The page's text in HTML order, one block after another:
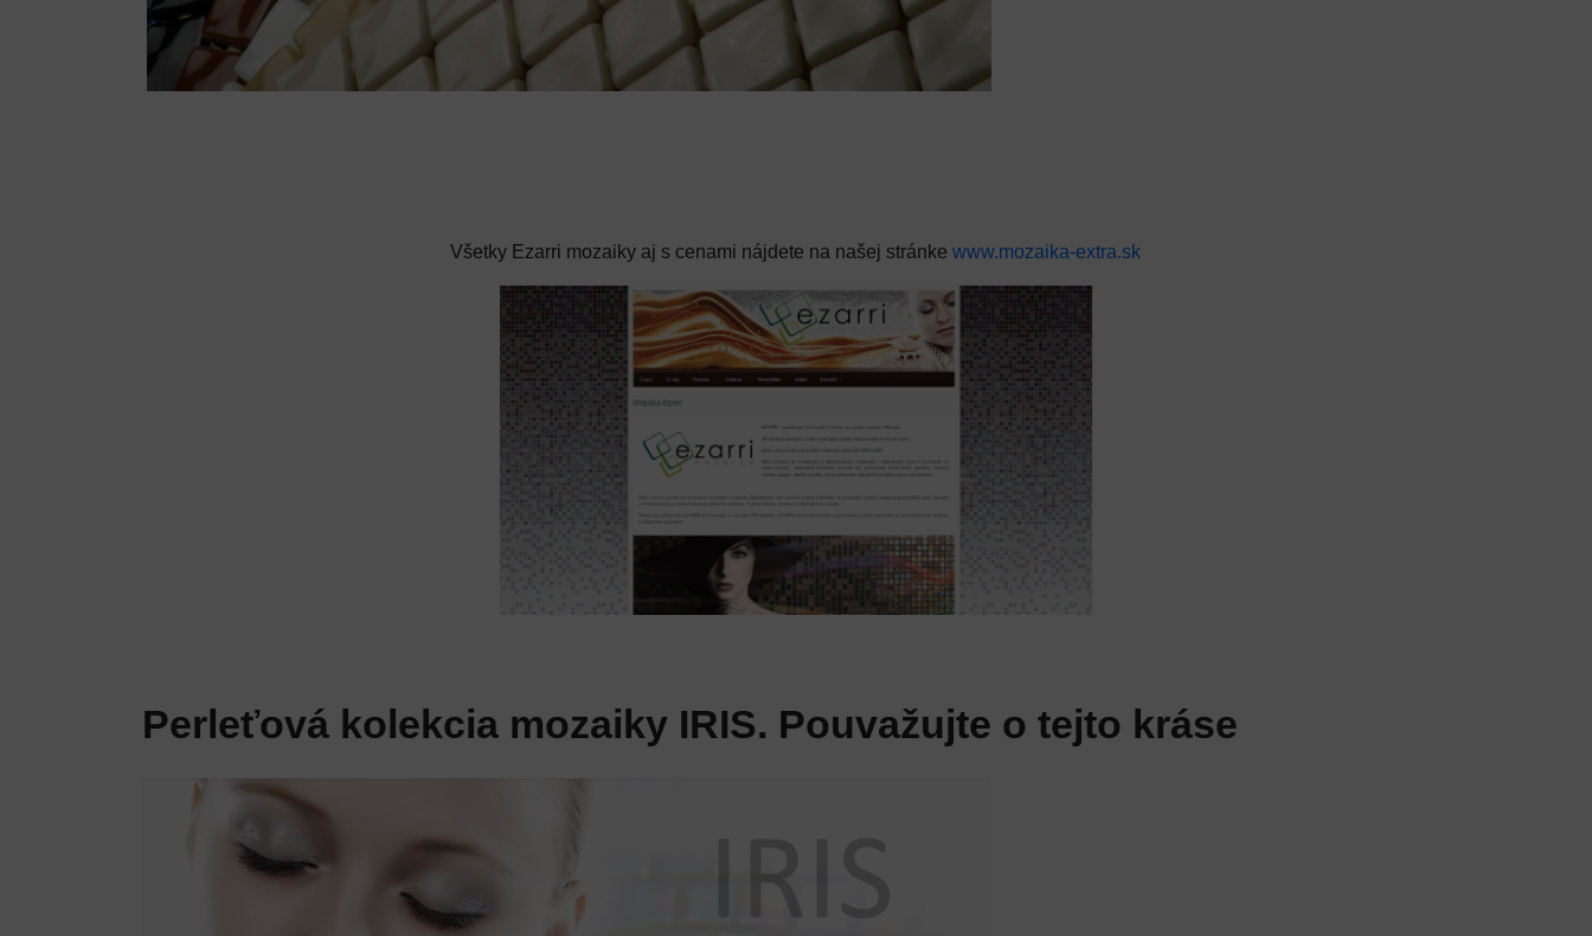
Všetky Ezarri mozaiky aj s cenami nájdete na našej stránkewww.mozaika-extra.sk
Perleťová kolekcia mozaiky IRIS. Pouvažujte o tejto kráse